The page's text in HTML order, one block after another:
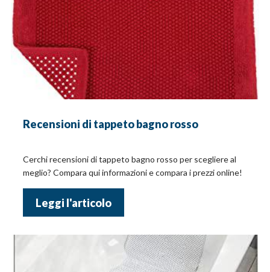
Recensioni di tappeto bagno rosso
Cerchi recensioni di tappeto bagno rosso per scegliere al
meglio? Compara qui informazioni e compara i prezzi online!
Leggi l'articolo